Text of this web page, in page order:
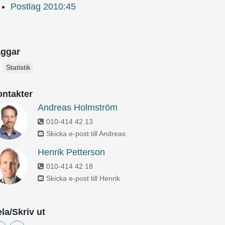
XLSX Postverksamhet 2019, PDF
XLSX Postverksamhet 2017, PDF
XLSX Postverksamhet 2016, PDF
XLSX
av statistiken om Postverksamhet 2015, PDF
XLSX
av statistiken om Postverksamhet 2014, PDF
XLSX
av statistiken om Postverksamhet 2013, PDF
XLS
av statistiken om Postverksamhet 2012, PDF
XLS
Postlag 2010:45
Statistik
Andreas Holmström
010-414 42 13
Skicka e-post till Andreas
Henrik Petterson
010-414 42 18
Skicka e-post till Henrik
Skriv ut